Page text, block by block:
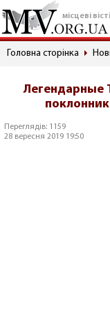
місцеві вісті
Головна сторінка
Легендарные
Переглядів: 1159
28 вересня 2019 19:50